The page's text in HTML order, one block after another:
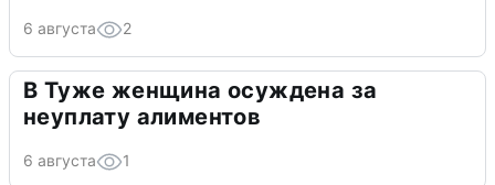
6 августа 2
В Туже женщина осуждена за
неуплату алиментов
6 августа 1